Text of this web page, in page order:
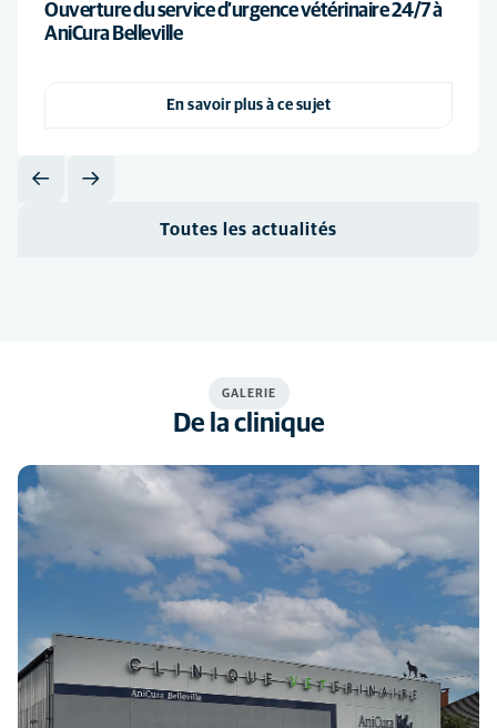
Ouverture du service d’urgence vétérinaire 24/7 à
AniCura Belleville
En savoir plus à ce sujet
Toutes les actualités
GALERIE
De la clinique